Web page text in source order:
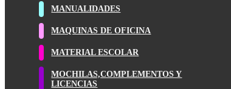
MANUALIDADES
MAQUINAS DE OFICINA
MATERIAL ESCOLAR
MOCHILAS,COMPLEMENTOS Y
LICENCIAS